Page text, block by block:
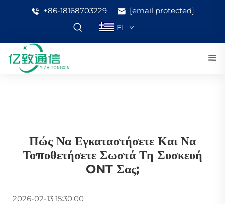
+86-18168703229
[email protected]
EL
Πώς Να Εγκαταστήσετε Και Να
Τοποθετήσετε Σωστά Τη Συσκευή
ONT Σας;
2026-02-13 15:30:00